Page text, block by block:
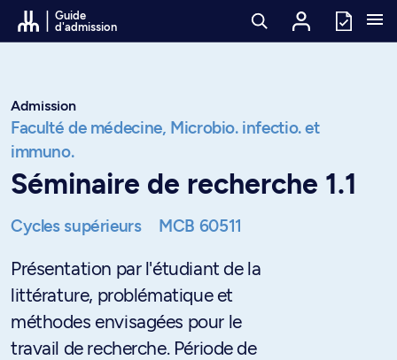
Passer au contenu
Guide
d'admission
Admission
Faculté de médecine, Microbio. infectio. et
immuno.
Séminaire de recherche 1.1
Cycles supérieurs MCB 60511
Présentation par l'étudiant de la
littérature, problématique et
méthodes envisagées pour le
travail de recherche. Période de